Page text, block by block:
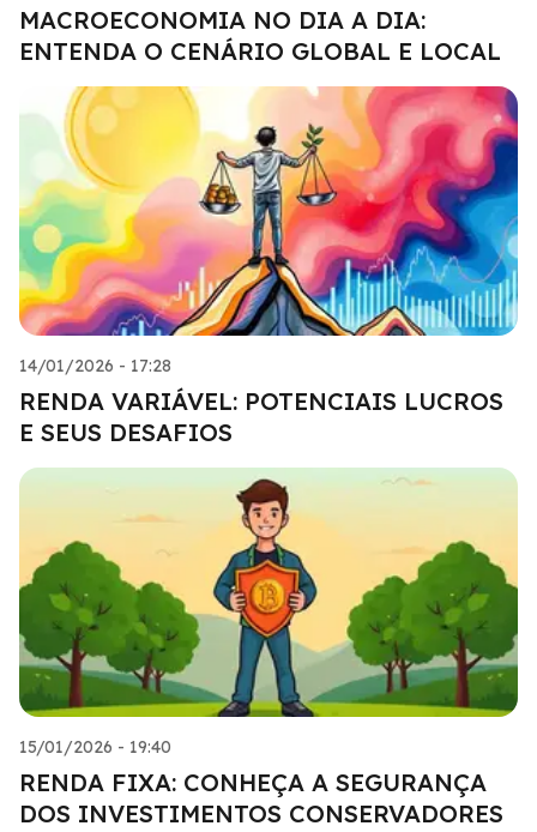
MACROECONOMIA NO DIA A DIA:
ENTENDA O CENÁRIO GLOBAL E LOCAL
14/01/2026 - 17:28
RENDA VARIÁVEL: POTENCIAIS LUCROS
E SEUS DESAFIOS
15/01/2026 - 19:40
RENDA FIXA: CONHEÇA A SEGURANÇA
DOS INVESTIMENTOS CONSERVADORES